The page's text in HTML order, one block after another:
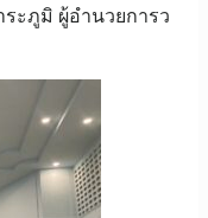
ะภูมิ ผู้อำนวยการว